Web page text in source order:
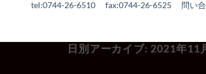
tel:0744-26-6510 fax:0744-26-6525 問い
日別アーカイブ: 2021年11